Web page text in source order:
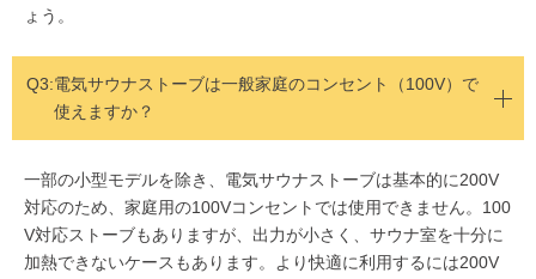
ょう。
Q3:電気サウナストーブは一般家庭のコンセント（100V）で
使えますか？
一部の小型モデルを除き、電気サウナストーブは基本的に200V
対応のため、家庭用の100Vコンセントでは使用できません。100
V対応ストーブもありますが、出力が小さく、サウナ室を十分に
加熱できないケースもあります。より快適に利用するには200V